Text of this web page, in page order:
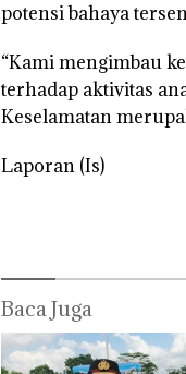
potensi bahaya
“Kami mengimbau
terhadap aktivitas
Keselamatan
Laporan (Is)
Baca Juga